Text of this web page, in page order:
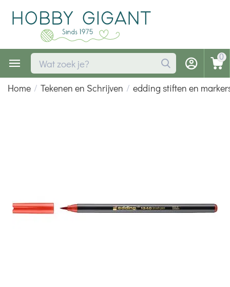
0
Home / Tekenen en Schrijven / edding stiften en